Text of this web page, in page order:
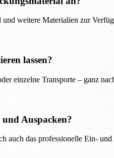
weitere Materialien zur
lassen?
einzelne Transporte – ganz
Auspacken?
auch das professionelle Ein-